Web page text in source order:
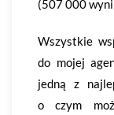
(507 000
Wszystkie
do mojej
jedną z
o czym